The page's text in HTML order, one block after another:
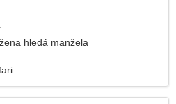
hledá manžela